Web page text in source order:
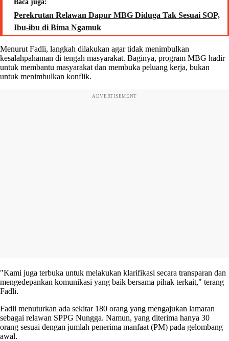
Baca juga:
Perekrutan Relawan Dapur MBG Diduga Tak Sesuai SOP,
Ibu-ibu di Bima Ngamuk
Menurut Fadli, langkah dilakukan agar tidak menimbulkan
kesalahpahaman di tengah masyarakat. Baginya, program MBG hadir
untuk membantu masyarakat dan membuka peluang kerja, bukan
untuk menimbulkan konflik.
ADVERTISEMENT
"Kami juga terbuka untuk melakukan klarifikasi secara transparan dan
mengedepankan komunikasi yang baik bersama pihak terkait," terang
Fadli.
Fadli menuturkan ada sekitar 180 orang yang mengajukan lamaran
sebagai relawan SPPG Nungga. Namun, yang diterima hanya 30
orang sesuai dengan jumlah penerima manfaat (PM) pada gelombang
awal.